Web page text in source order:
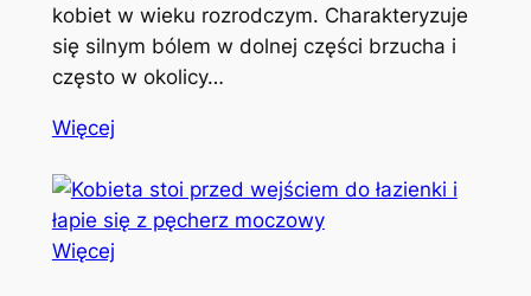
kobiet w wieku rozrodczym. Charakteryzuje
się silnym bólem w dolnej części brzucha i
często w okolicy…
Więcej
Więcej